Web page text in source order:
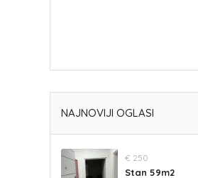
NAJNOVIJI OGLASI
€ 250
Stan 59m2